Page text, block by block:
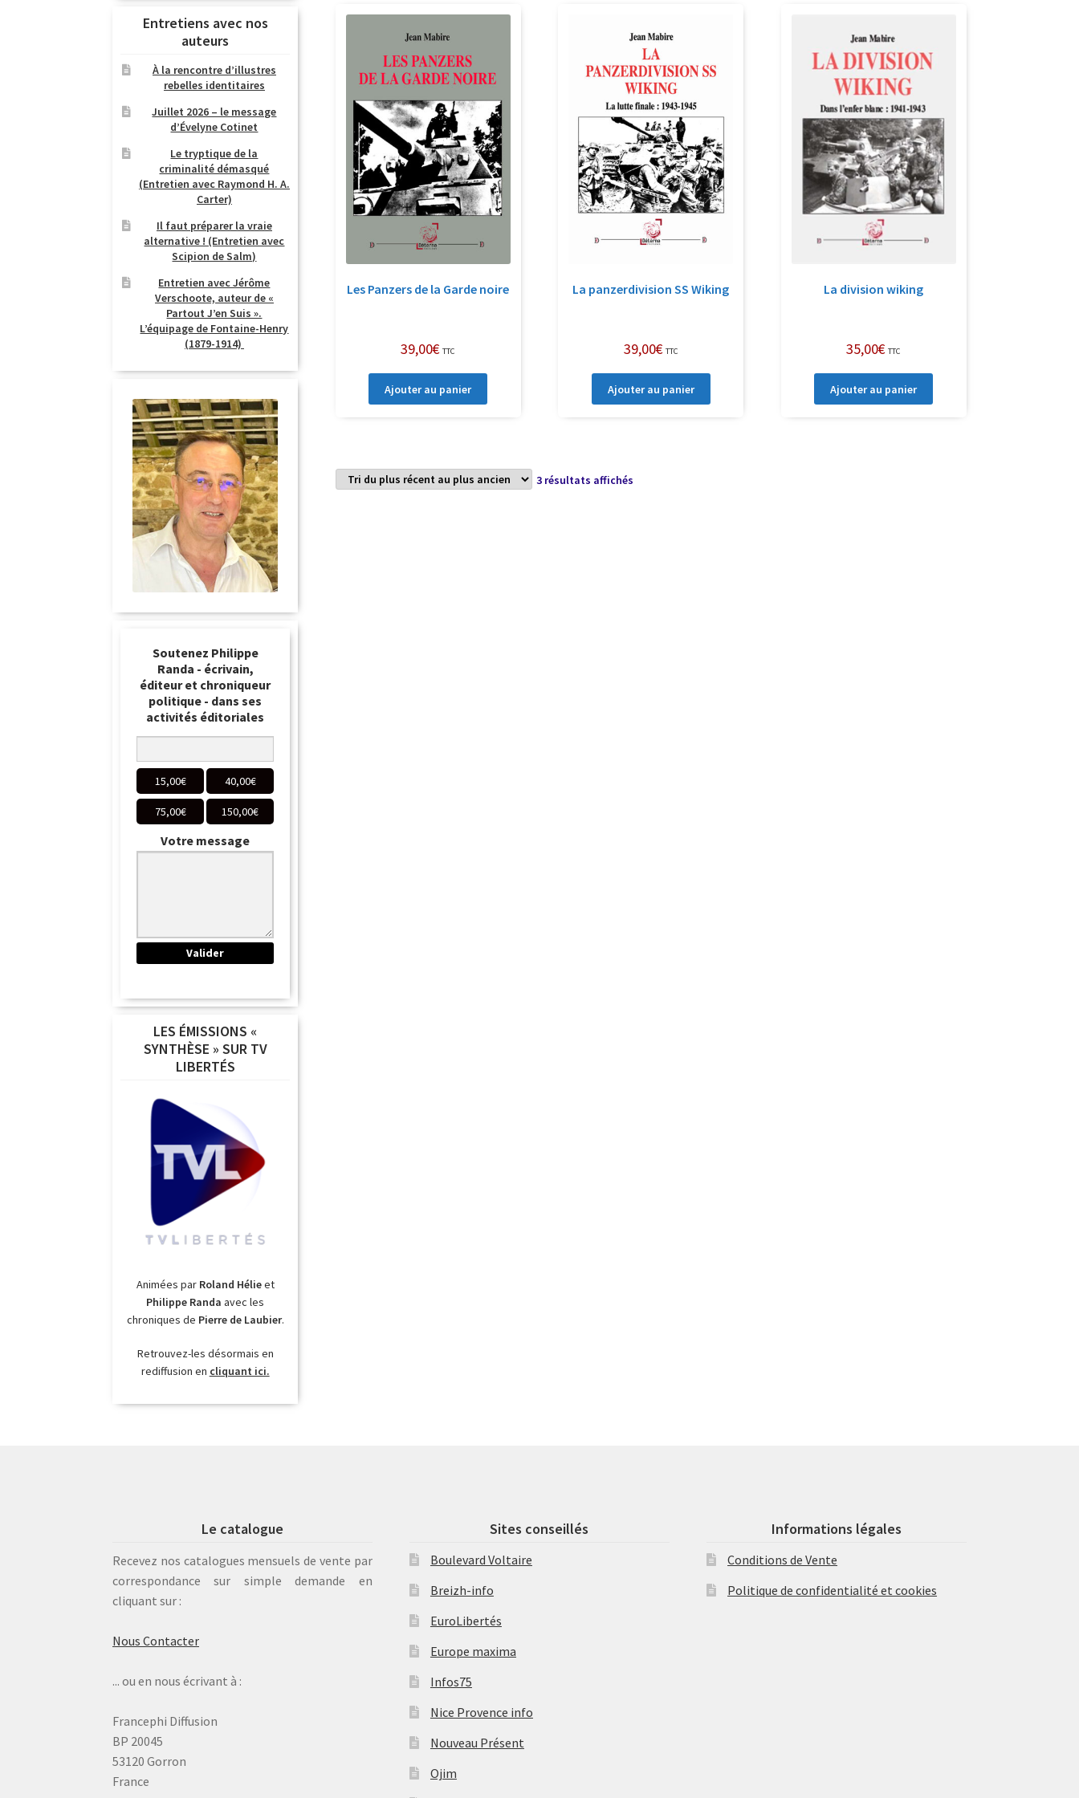
au
plus
ancien
Les Panzers de la Garde noire
39,00€ TTC
Ajouter au panier
La panzerdivision SS Wiking
39,00€ TTC
Ajouter au panier
La division wiking
35,00€ TTC
Ajouter au panier
3 résultats affichésTrié
Entretiens avec nos
auteurs
À la rencontre d’illustres
rebelles identitaires
Juillet 2026 – le message
d’Évelyne Cotinet
Le tryptique de la
criminalité démasqué
(Entretien avec Raymond H. A.
Carter)
Il faut préparer la vraie
alternative ! (Entretien avec
Scipion de Salm)
Entretien avec Jérôme
Verschoote, auteur de «
Partout J’en Suis ».
L’équipage de Fontaine-Henry
(1879-1914)
Soutenez Philippe
Randa - écrivain,
éditeur et chroniqueur
politique - dans ses
activités éditoriales
15,00€ 40,00€
75,00€ 150,00€
Votre message
LES ÉMISSIONS «
SYNTHÈSE » SUR TV
LIBERTÉS
Animées par Roland Hélieet
Philippe Randa avec les
chroniques de Pierre de Laubier.
Retrouvez-les désormais en
rediffusion en cliquant ici.
Le catalogue
Recevez nos catalogues mensuels de vente par
correspondance sur simple demande en
cliquant sur :
Nous Contacter
... ou en nous écrivant à :
Francephi Diffusion
BP 20045
53120 Gorron
France
Sites conseillés
Boulevard Voltaire
Breizh-info
EuroLibertés
Europe maxima
Infos75
Nice Provence info
Nouveau Présent
Ojim
Informations légales
Conditions de Vente
Politique de confidentialité et cookies